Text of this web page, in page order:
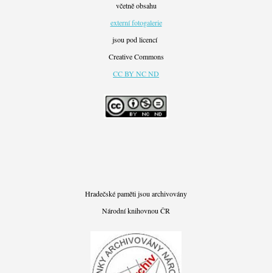
včetně obsahu
externí fotogalerie
jsou pod licencí
Creative Commons
CC BY NC ND
Hradečské paměti jsou archivovány
Národní knihovnou ČR